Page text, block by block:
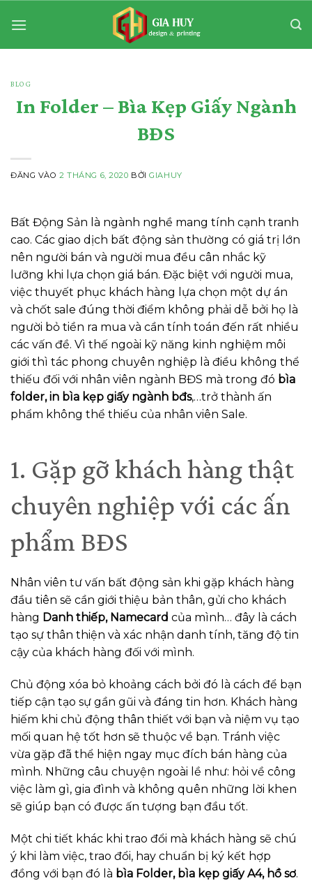
qua
BLOG
In Folder – Bìa Kẹp Giấy Ngành
BĐS
ĐĂNG VÀO2 THÁNG 6, 2020 BỞIGIAHUY
Bất Động Sản là ngành nghề mang tính cạnh tranh
cao. Các giao dịch bất động sản thường có giá trị lớn
nên người bán và người mua đều cân nhắc kỹ
lưỡng khi lựa chọn giá bán. Đặc biệt với người mua,
việc thuyết phục khách hàng lựa chọn một dự án
và chốt sale đúng thời điểm không phải dễ bởi họ là
người bỏ tiền ra mua và cần tính toán đến rất nhiều
các vấn đề. Vì thế ngoài kỹ năng kinh nghiệm môi
giới thì tác phong chuyên nghiệp là điều không thể
thiếu đối với nhân viên ngành BĐS mà trong đó bìa
folder, in bìa kẹp giấy ngành bđs,…trở thành ấn
phẩm không thể thiếu của nhân viên Sale.
1. Gặp gỡ khách hàng thật
chuyên nghiệp với các ấn
phẩm BĐS
Nhân viên tư vấn bất động sản khi gặp khách hàng
đầu tiên sẽ cần giới thiệu bản thân, gửi cho khách
hàng Danh thiếp, Namecard của mình… đây là cách
tạo sự thân thiện và xác nhận danh tính, tăng độ tin
cậy của khách hàng đối với mình.
Chủ động xóa bỏ khoảng cách bởi đó là cách để bạn
tiếp cận tạo sự gần gũi và đáng tin hơn. Khách hàng
hiếm khi chủ động thân thiết với bạn và niệm vụ tạo
mối quan hệ tốt hơn sẽ thuộc về bạn. Tránh việc
vừa gặp đã thể hiện ngay mục đích bán hàng của
mình. Những câu chuyện ngoài lề như: hỏi về công
việc làm gì, gia đình và không quên những lời khen
sẽ giúp bạn có được ấn tượng bạn đầu tốt.
Một chi tiết khác khi trao đổi mà khách hàng sẽ chú
ý khi làm việc, trao đổi, hay chuẩn bị ký kết hợp
đồng với bạn đó là bìa Folder, bìa kẹp giấy A4, hồ sơ.